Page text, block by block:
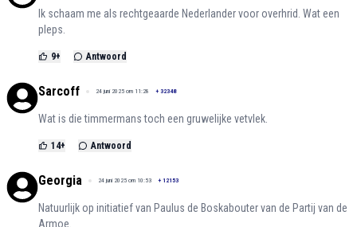
Ik schaam me als rechtgeaarde Nederlander voor overhrid. Wat een
pleps.
9+ Antwoord
Sarcoff 24 juni 2025 om 11:28 + 32348
Wat is die timmermans toch een gruwelijke vetvlek.
14+ Antwoord
Georgia 24 juni 2025 om 10:53 + 12153
Natuurlijk op initiatief van Paulus de Boskabouter van de Partij van de
Armoe.